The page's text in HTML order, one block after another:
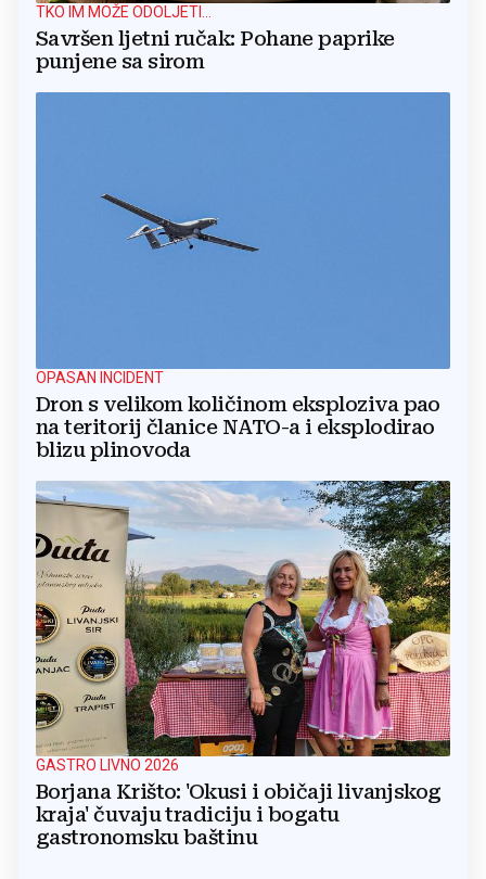
TKO IM MOŽE ODOLJETI...
Savršen ljetni ručak: Pohane paprike
punjene sa sirom
OPASAN INCIDENT
Dron s velikom količinom eksploziva pao
na teritorij članice NATO-a i eksplodirao
blizu plinovoda
GASTRO LIVNO 2026
Borjana Krišto: 'Okusi i običaji livanjskog
kraja' čuvaju tradiciju i bogatu
gastronomsku baštinu